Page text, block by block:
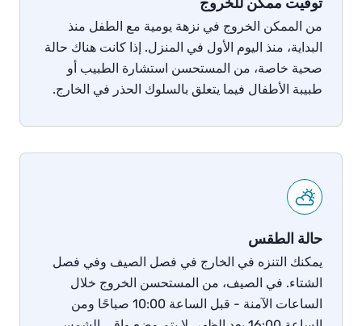
من الممكن الخروج في نزهة يومية مع الطفل منذ
البداية، منذ اليوم الأول في المنزل. إذا كانت هناك حالة
صحية خاصة، من المستحسن استشارة الطبيب أو
طبيبة الأطفال فيما يتعلق بالسلوك الحذر في الخارج.
حالة الطقس
يمكنك التنزه في الخارج في فصل الصيف وفي فصل
الشتاء. في الصيف، من المستحسن الخروج خلال
الساعات الآمنة - قبل الساعة صباحًا ومن